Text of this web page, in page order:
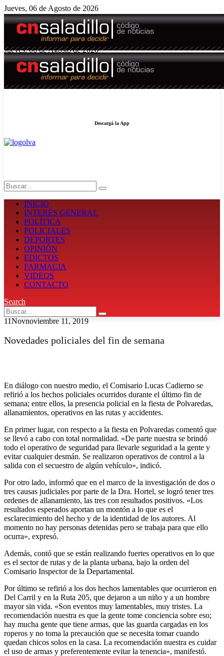
Jueves, 06 de Agosto de 2026
El tiempo - Tutiempo.net
Jueves, 06 de Agosto de 2026
Edición N° 5008
Descargá la App
INICIO
INTERÉS GENERAL
POLÍTICA
POLICIALES
DEPORTES
OPINIÓN
EDICTOS
FARMACIA
VIDEOS
CONTACTO
Search
11Novnoviembre 11, 2019
Novedades policiales del fin de semana
En diálogo con nuestro medio, el Comisario Lucas Cadierno se
refirió a los hechos policiales ocurridos durante el último fin de
semana; entre ellos, la presencia policial en la fiesta de Polvaredas,
allanamientos, operativos en las rutas y accidentes.
En primer lugar, con respecto a la fiesta en Polvaredas comentó que
se llevó a cabo con total normalidad. «De parte nuestra se brindó
todo el operativo de seguridad para llevarle seguridad a la gente y
evitar cualquier desmán. Se realizaron operativos de control a la
salida con el secuestro de algún vehículo», indicó.
Por otro lado, informó que en el marco de la investigación de dos o
tres causas judiciales por parte de la Dra. Hortel, se logró tener tres
ordenes de allanamiento, las tres con resultados positivos. «Los
resultados esperados aportan un montón a lo que es el
esclarecimiento del hecho y de la identidad de los autores. Al
momento no hay personas detenidas pero se trabaja para que ello
ocurra», expresó.
Además, contó que se están realizando fuertes operativos en lo que
es el sector de rutas y de la planta urbana, bajo la orden del
Comisario Inspector de la Departamental.
Por último se refirió a los dos hechos lamentables que ocurrieron en
Del Carril y en la Ruta 205, que dejaron a un niño y a un hombre
mayor sin vida. «Son eventos muy lamentables, muy tristes. La
recomendación nuestra es que la gente tome conciencia sobre eso;
hay mucha gente que tiene armas, que las guarda cargadas en los
roperos y no toma la precaución que se necesita tomar cuando
quedan chicos solos en la casa. La recomendación nuestra es cuidar
el uso de armas y preferentemente evitar la tenencia», manifestó.